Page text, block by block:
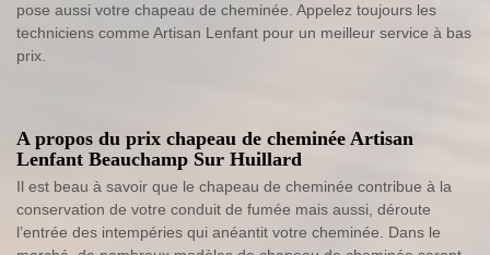
pose aussi votre chapeau de cheminée. Appelez toujours les
techniciens comme Artisan Lenfant pour un meilleur service à bas
prix.
A propos du prix chapeau de cheminée Artisan
Lenfant Beauchamp Sur Huillard
Il est beau à savoir que le chapeau de cheminée contribue à la
conservation de votre conduit de fumée mais aussi, déroute
l’entrée des intempéries qui anéantit votre cheminée. Dans le